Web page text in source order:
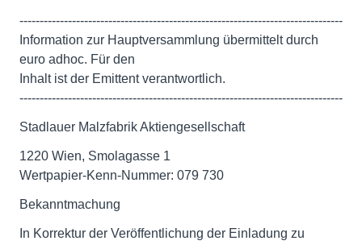
--------------------------------------------------------------------------------
Information zur Hauptversammlung übermittelt durch
euro adhoc. Für den
Inhalt ist der Emittent verantwortlich.
--------------------------------------------------------------------------------
Stadlauer Malzfabrik Aktiengesellschaft
1220 Wien, Smolagasse 1
Wertpapier-Kenn-Nummer: 079 730
Bekanntmachung
In Korrektur der Veröffentlichung der Einladung zu